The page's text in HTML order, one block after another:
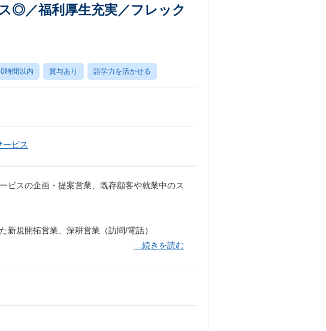
◎／福利厚生充実／フレック
時間以内 賞与あり 語学力を活かせる
ービス
ビスの企画・提案営業、既存顧客や就業中のス
新規開拓営業、深耕営業（訪問/電話）
…続きを読む